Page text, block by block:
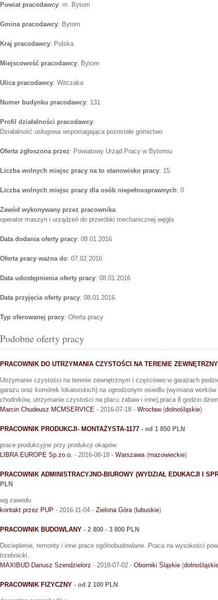
Powiat pracodawcy: m. Bytom
Gmina pracodawcy: Bytom
Kraj pracodawcy: Polska
Miejscowość pracodawcy: Bytom
Ulica pracodawcy: Witczaka
Numer budynku pracodawcy: 131
Profil działalności pracodawcy:
Działalność usługowa wspomagająca pozostałe górnictwo
Oferta zgłoszona przez: Powiatowy Urząd Pracy w Bytomiu
Liczba wolnych miejsc pracy na to stanowisko pracy: 15
Liczba wolnych miejsc pracy dla osób niepełnosprawnych: 0
Zawód wykonywany przez pracownika:
operator maszyn i urządzeń do przeróbki mechanicznej węgla
Data dodania oferty pracy: 08.01.2016
Oferta pracy ważna do: 07.02.2016
Data udostępnienia oferty pracy: 08.01.2016
Data przyjęcia oferty pracy: 08.01.2016
Typ oferowanej pracy: Oferta pracy
Podobne oferty pracy
PRACOWNIK DO UTRZYMANIA CZYSTOŚCI NA TERENIE
Utrzymanie czystości na terenie zewnętrznym i częściowo w garażach
garażu oraz komórek lokatorskich) na ogrodzonym osiedlu (wymiana
chodników, utrzymanie czystości na placu zabaw i inne),praca 8 godzin
Marcin Chudeusz MCMSERVICE - 2016-07-18 - Wrocław(dolnośląskie)
PRACOWNIK PRODUKCJI- MONTAŻYSTA-1177 - od 1 850 PLN
prace produkcyjne przy produkcji okapów
LIBRA EUROPE Sp.zo.o. - 2016-08-18 - Warszawa (mazowieckie)
PRACOWNIK ADMINISTRACYJNO-BIUROWY (WYDZIAŁ EDUKACJI I
PLN
wg zawodu
kontakt przez PUP - 2016-11-04 - Zielona Góra (lubuskie)
PRACOWNIK BUDOWLANY - 2 800 - 3 800 PLN
Docieplenie, remonty i inne prace ogólnobudowlane. Praca na wysokości
trzebnicki.
MAXIBUD Dariusz Szendzielorz - 2018-07-02 - Oborniki Śląskie (
PRACOWNIK FIZYCZNY - od 2 100 PLN